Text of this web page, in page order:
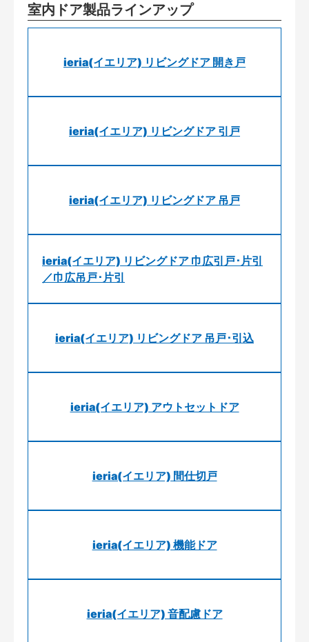
室内ドア製品ラインアップ
ieria(イエリア) リビングドア 開き戸
ieria(イエリア) リビングドア 引戸
ieria(イエリア) リビングドア 吊戸
ieria(イエリア) リビングドア 巾広引戸･片引
／巾広吊戸･片引
ieria(イエリア) リビングドア 吊戸･引込
ieria(イエリア) アウトセットドア
ieria(イエリア) 間仕切戸
ieria(イエリア) 機能ドア
ieria(イエリア) 音配慮ドア